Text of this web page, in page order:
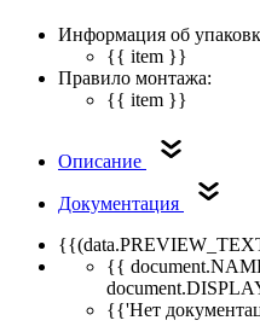
Информация об
{{ item }}
Правило монтажа:
{{ item }}
Описание
Документация
{{
{{'Нет